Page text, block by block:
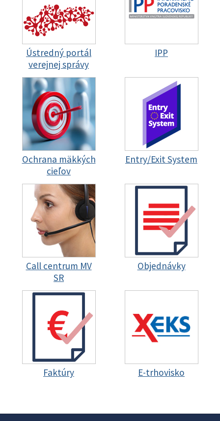
Ústredný portál
verejnej správy
IPP
Ochrana mäkkých
cieľov
Entry/Exit System
Call centrum MV
SR
Objednávky
Faktúry E-trhovisko